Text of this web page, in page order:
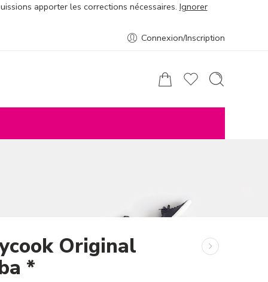
apporter les corrections nécessaires. Ignorer
Connexion/Inscription
Original
*